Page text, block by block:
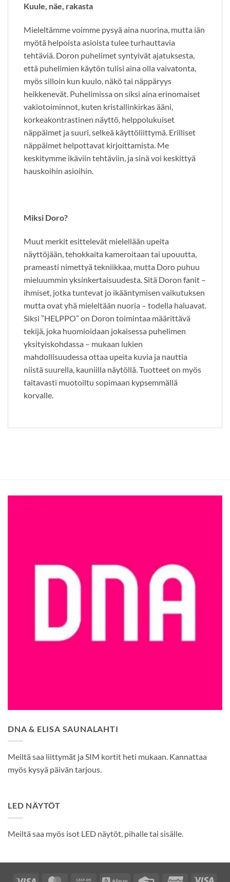
Kuule, näe, rakasta
Mieleltämme voimme pysyä aina nuorina, mutta iän
myötä helpoista asioista tulee turhauttavia
tehtäviä. Doron puhelimet syntyivät ajatuksesta,
että puhelimien käytön tulisi aina olla vaivatonta,
myös silloin kun kuulo, näkö tai näppäryys
heikkenevät. Puhelimissa on siksi aina erinomaiset
vakiotoiminnot, kuten kristallinkirkas ääni,
korkeakontrastinen näyttö, helppolukuiset
näppäimet ja suuri, selkeä käyttöliittymä. Erilliset
näppäimet helpottavat kirjoittamista. Me
keskitymme ikäviin tehtäviin, ja sinä voi keskittyä
hauskoihin asioihin.
Miksi Doro?
Muut merkit esittelevät mielellään upeita
näyttöjään, tehokkaita kameroitaan tai upouutta,
prameasti nimettyä tekniikkaa, mutta Doro puhuu
mieluummin yksinkertaisuudesta. Sitä Doron fanit –
ihmiset, jotka tuntevat jo ikääntymisen vaikutuksen
mutta ovat yhä mieleltään nuoria – todella haluavat.
Siksi ”HELPPO” on Doron toimintaa määrittävä
tekijä, joka huomioidaan jokaisessa puhelimen
yksityiskohdassa – mukaan lukien
mahdollisuudessa ottaa upeita kuvia ja nauttia
niistä suurella, kauniilla näytöllä. Tuotteet on myös
taitavasti muotoiltu sopimaan kypsemmällä
korvalle.
DNA & ELISA SAUNALAHTI
Meiltä saa liittymät ja SIM kortit heti mukaan. Kannattaa
myös kysyä päivän tarjous.
LED NÄYTÖT
Meiltä saa myös isot LED näytöt, pihalle tai sisälle.
Visa MasterCardCash Alipay Credit UnionPayVisa